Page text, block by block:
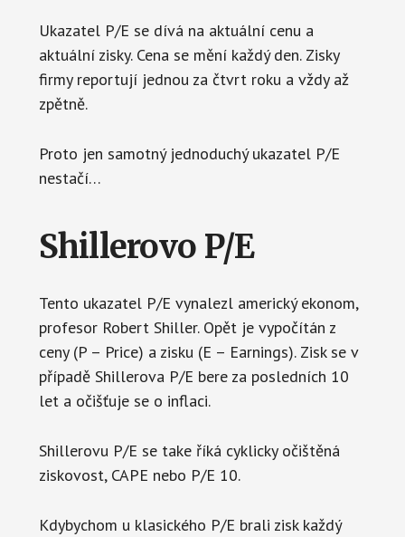
Ukazatel P/E se dívá na aktuální cenu a
aktuální zisky. Cena se mění každý den. Zisky
firmy reportují jednou za čtvrt roku a vždy až
zpětně.
Proto jen samotný jednoduchý ukazatel P/E
nestačí…
Shillerovo P/E
Tento ukazatel P/E vynalezl americký ekonom,
profesor Robert Shiller. Opět je vypočítán z
ceny (P – Price) a zisku (E – Earnings). Zisk se v
případě Shillerova P/E bere za posledních 10
let a očišťuje se o inflaci.
Shillerovu P/E se take říká cyklicky očištěná
ziskovost, CAPE nebo P/E 10.
Kdybychom u klasického P/E brali zisk každý